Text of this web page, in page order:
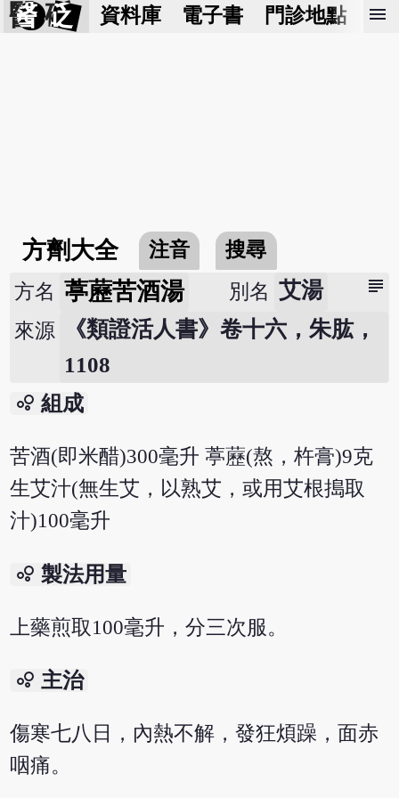
醫 砭 資料庫 電子書 門診地點 預
menu
方劑大全 注音 搜尋
subject
方名 葶藶苦酒湯 別名 艾湯
來源
《類證活人書》卷十六，朱肱，
1108
bubble_chart 組成
苦酒(即米醋)300毫升 葶藶(熬，杵膏)9克
生艾汁(無生艾，以熟艾，或用艾根搗取
汁)100毫升
bubble_chart 製法用量
上藥煎取100毫升，分三次服。
bubble_chart 主治
傷寒七八日，內熱不解，發狂煩躁，面赤
咽痛。